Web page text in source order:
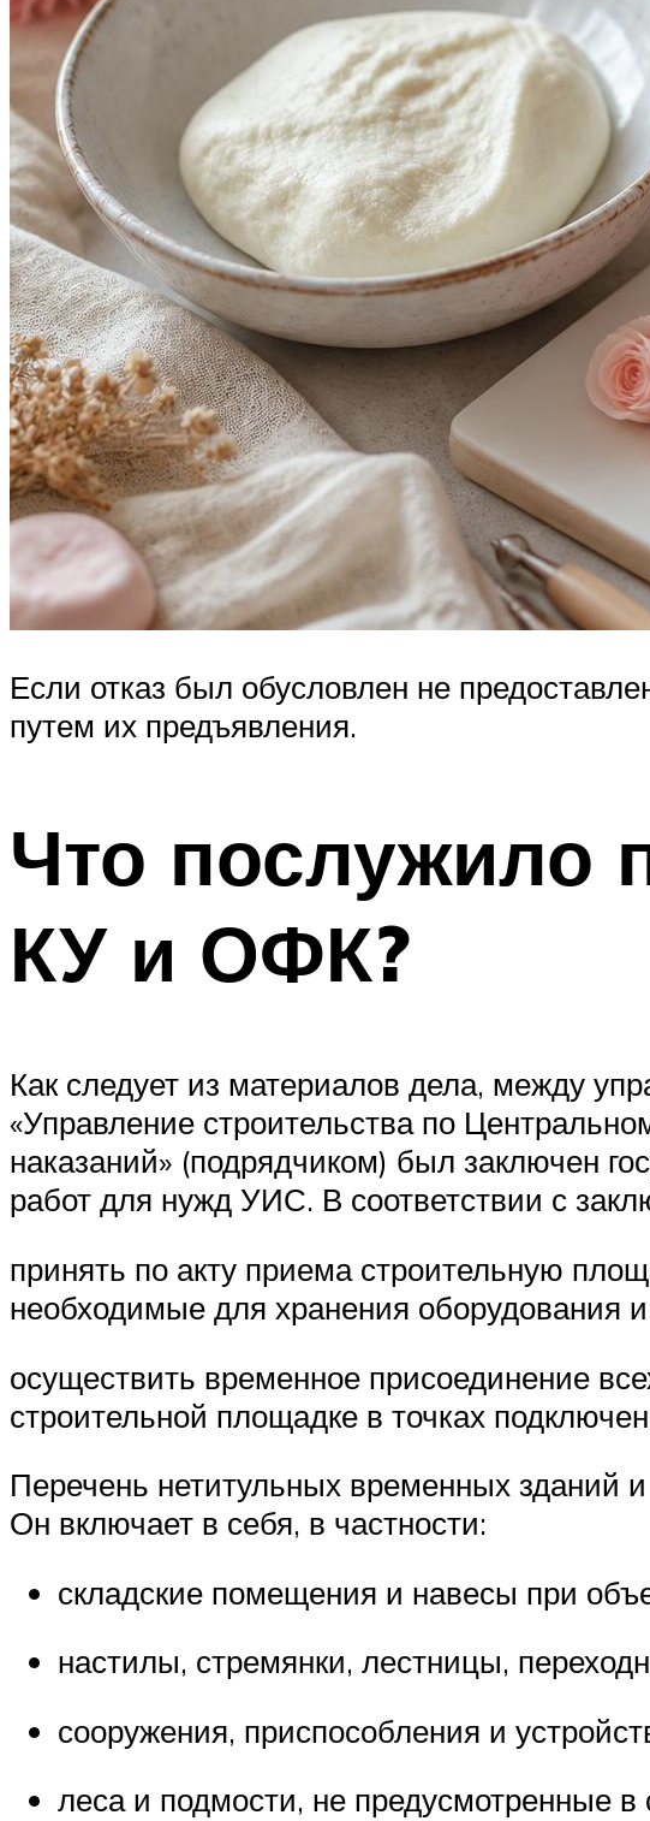
Если отказ был обусловлен не
путем их предъявления.
Что послужило
КУ и ОФК?
Как следует из материалов дела, между
«Управление строительства по
наказаний» (подрядчиком) был заключен
работ для нужд УИС. В соответствии с
принять по акту приема строительную
необходимые для хранения оборудования
осуществить временное присоединение
строительной площадке в точках
Перечень нетитульных временных зданий
Он включает в себя, в частности:
складские помещения и навесы при
настилы, стремянки, лестницы,
сооружения, приспособления и
леса и подмости, не предусмотренные